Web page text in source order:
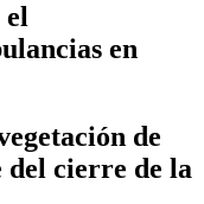
en
de
del cierre de la